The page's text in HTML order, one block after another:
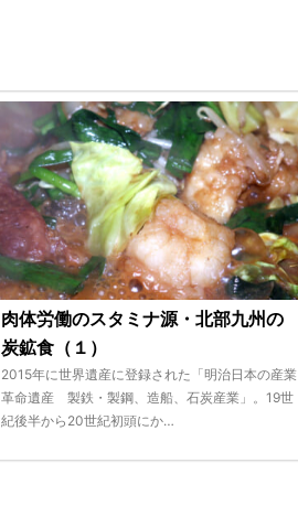
肉体労働のスタミナ源・北部九州の
炭鉱食（１）
2015年に世界遺産に登録された「明治日本の産業
革命遺産 製鉄・製鋼、造船、石炭産業」。19世
紀後半から20世紀初頭にか…